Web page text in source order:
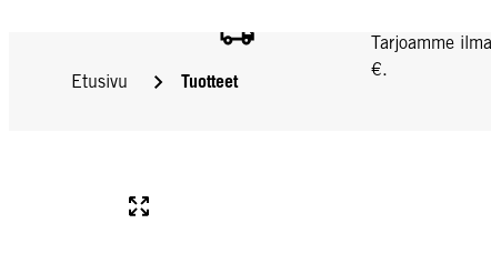
Tarjoamme
€.
Etusivu Tuotteet